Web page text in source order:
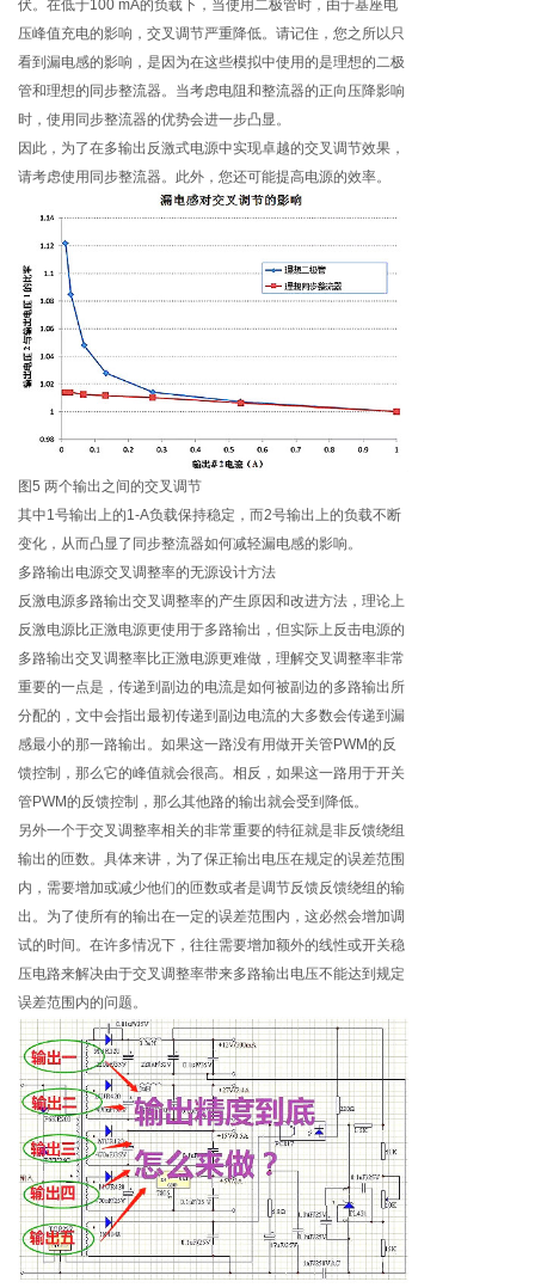
伏。在低于100 mA的负载下，当使用二极管时，由于基座电
压峰值充电的影响，交叉调节严重降低。请记住，您之所以只
看到漏电感的影响，是因为在这些模拟中使用的是理想的二极
管和理想的同步整流器。当考虑电阻和整流器的正向压降影响
时，使用同步整流器的优势会进一步凸显。
因此，为了在多输出反激式电源中实现卓越的交叉调节效果，
请考虑使用同步整流器。此外，您还可能提高电源的效率。
图5 两个输出之间的交叉调节
其中1号输出上的1-A负载保持稳定，而2号输出上的负载不断
变化，从而凸显了同步整流器如何减轻漏电感的影响。
多路输出电源交叉调整率的无源设计方法
反激电源多路输出交叉调整率的产生原因和改进方法，理论上
反激电源比正激电源更使用于多路输出，但实际上反击电源的
多路输出交叉调整率比正激电源更难做，理解交叉调整率非常
重要的一点是，传递到副边的电流是如何被副边的多路输出所
分配的，文中会指出最初传递到副边电流的大多数会传递到漏
感最小的那一路输出。如果这一路没有用做开关管PWM的反
馈控制，那么它的峰值就会很高。相反，如果这一路用于开关
管PWM的反馈控制，那么其他路的输出就会受到降低。
另外一个于交叉调整率相关的非常重要的特征就是非反馈绕组
输出的匝数。具体来讲，为了保正输出电压在规定的误差范围
内，需要增加或减少他们的匝数或者是调节反馈反馈绕组的输
出。为了使所有的输出在一定的误差范围内，这必然会增加调
试的时间。在许多情况下，往往需要增加额外的线性或开关稳
压电路来解决由于交叉调整率带来多路输出电压不能达到规定
误差范围内的问题。